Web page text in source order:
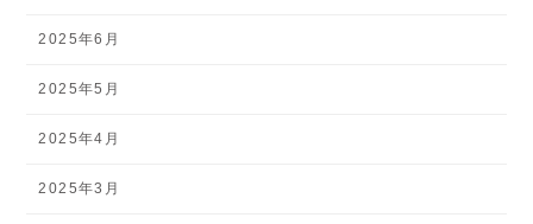
2025年6月
2025年5月
2025年4月
2025年3月